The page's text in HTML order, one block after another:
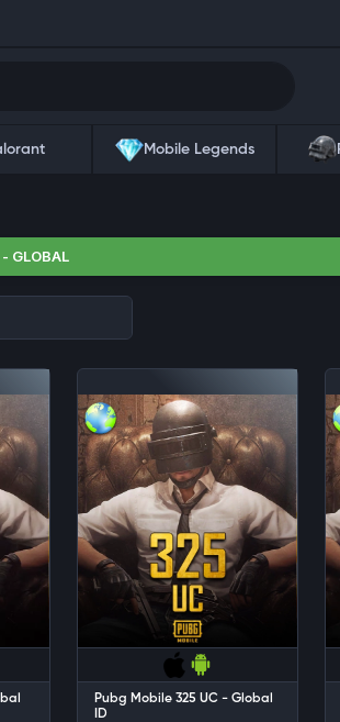
Mobile Legends
GLOBAL
Pubg Mobile 325 UC - Global
ID